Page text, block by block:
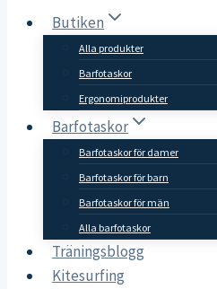
Butiken
Alla produkter
Barfotaskor
Ergonomiprodukter
Barfotaskor
Barfotaskor för damer
Barfotaskor för barn
Barfotaskor för män
Alla barfotaskor
Träningsblogg
Kitesurfing